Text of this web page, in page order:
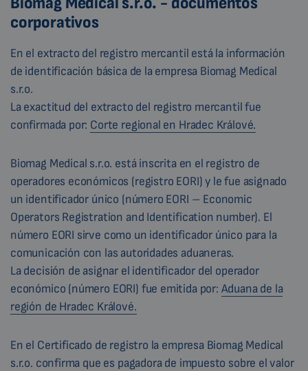
corporativos
En el extracto del registro mercantil está la información
de identificación básica de la empresa Biomag Medical
s.r.o.
La exactitud del extracto del registro mercantil fue
confirmada por: Corte regional en Hradec Králové.
Biomag Medical s.r.o. está inscrita en el registro de
operadores económicos (registro EORI) y le fue asignado
un identificador único (número EORI – Economic
Operators Registration and Identification number). El
número EORI sirve como un identificador único para la
comunicación con las autoridades aduaneras.
La decisión de asignar el identificador del operador
económico (número EORI) fue emitida por: Aduana de la
región de Hradec Králové.
En el Certificado de registro la empresa Biomag Medical
s.r.o. confirma que es pagadora de impuesto sobre el valor